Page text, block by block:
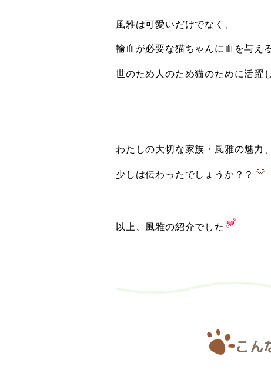
風雅は可愛いだけでなく、
輸血が必要な猫ちゃんに血を与え
世のため人のため猫のために活躍
わたしの大切な家族・風雅の魅力、
少しは伝わったでしょうか？？
以上、風雅の紹介でした
こん